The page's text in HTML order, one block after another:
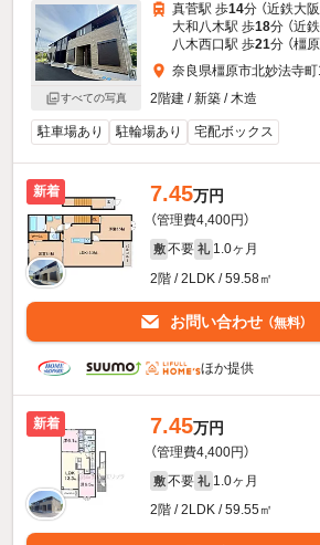
すべての写真
真菅駅 歩14分 （近鉄大阪
大和八木駅 歩18分 （近
八木西口駅 歩21分 （橿原
奈良県橿原市北妙法寺
2階建 / 新築 / 木造
駐車場あり 駐輪場あり 宅配ボックス
新着 7.45万円
（管理費4,400円）
敷 不要 礼 1.0ヶ月
2階 / 2LDK / 59.58㎡
お問い合わせ （無料）
ほか提供
新着 7.45万円
（管理費4,400円）
敷 不要 礼 1.0ヶ月
2階 / 2LDK / 59.55㎡